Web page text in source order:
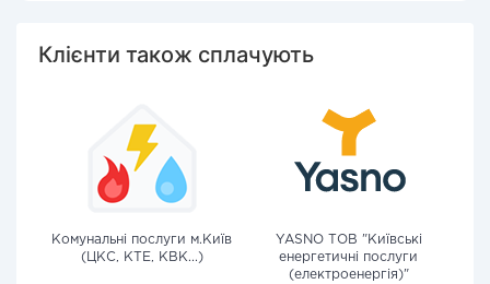
Клієнти також сплачують
Комунальні послуги м.Київ
(ЦКС, КТЕ, КВК...)
YASNO ТОВ "Київські
енергетичні послуги
(електроенергія)"